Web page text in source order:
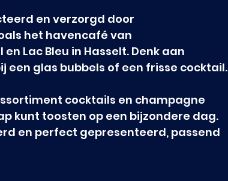
en verzorgd door
het havencafé van
Lac Bleu in Hasselt. Denk aan
een glas bubbels of een frisse cocktail.
cocktails en champagne
kunt toosten op een bijzondere dag.
en perfect gepresenteerd, passend